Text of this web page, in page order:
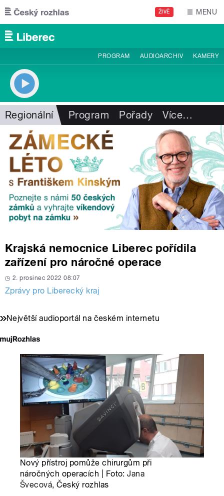
Přejít k hlavnímu obsahu
ŽIVĚ MENU
PROGRAM AUDIOARCHIV KAMERY
Regionální Program Pořady Více…
Krajská nemocnice Liberec pořídila
zařízení pro náročné operace
2. prosinec 2022 08:07
Zprávy pro Liberecký kraj
Největší audioportál na českém internetu
Nový přístroj pomůže chirurgům při
náročných operacích | Foto:Jana
Švecová, Český rozhlas